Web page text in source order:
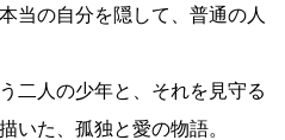
当の自分を隠して、普通の人
二人の少年と、それを見守る
いた、孤独と愛の物語。